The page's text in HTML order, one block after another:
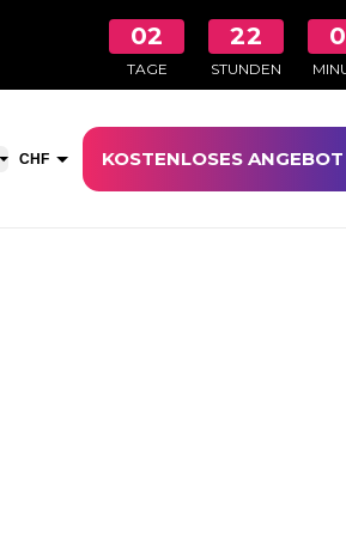
02
TAGE
22
STUNDEN
öffnen
CHF KOSTENLOSES